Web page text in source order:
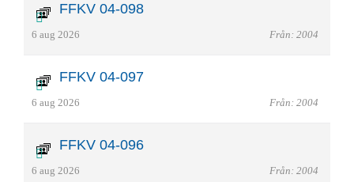
FFKV 04-098
6 aug 2026 Från: 2004
FFKV 04-097
6 aug 2026 Från: 2004
FFKV 04-096
6 aug 2026 Från: 2004